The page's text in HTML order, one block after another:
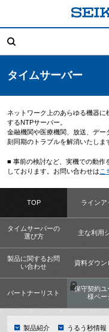
索:
タイムサーバー
ネットワーク上のあらゆる機器
するNTPサーバー。
金融機関や医療機関、放送、デ
刻同期のトラブルを解消いたしま
■ 事前の検討など、実機での動作
しております。お問い合わせは こ
TOP ラインア
タイムサーバーの
選び方
主な利用
製品に関するお問
い合わせ
資料ダウン
パートナーリスト
保守契約ユ
様ペー
製品紹介 うるう秒情報